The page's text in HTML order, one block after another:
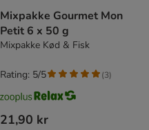
Mixpakke Gourmet Mon
Petit 6 x 50 g
Mixpakke Kød & Fisk
21,90 kr
Rating: 5/5 (3)